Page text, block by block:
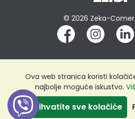
© 2026 Zeka-
Ova web stranica koristi
najbolje moguće iskustvo.
Prihvatite sve kolačiće